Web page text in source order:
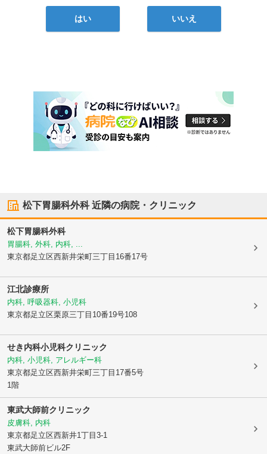
はい いいえ
松下胃腸科外科近隣の病院・クリニック
松下胃腸科外科
胃腸科, 外科, 内科, ...
東京都足立区西新井栄町三丁目16番17号
江北診療所
内科, 呼吸器科, 小児科
東京都足立区栗原三丁目10番19号108
せき内科小児科クリニック
内科, 小児科, アレルギー科
東京都足立区西新井栄町三丁目17番5号
1階
東武大師前クリニック
皮膚科, 内科
東京都足立区西新井1丁目3-1
東武大師前ビル2F